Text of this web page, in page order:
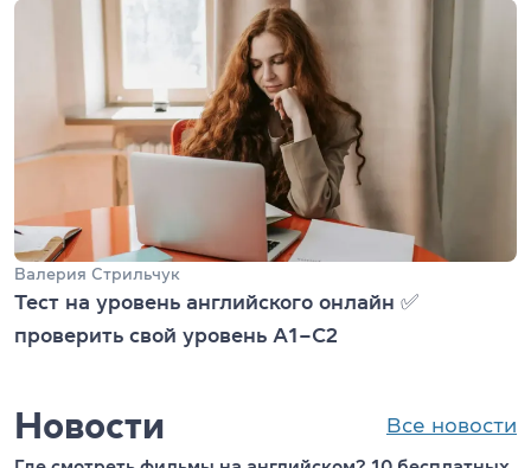
Валерия Стрильчук
Тест на уровень английского онлайн ✅
проверить свой уровень А1–С2
Новости Все новости